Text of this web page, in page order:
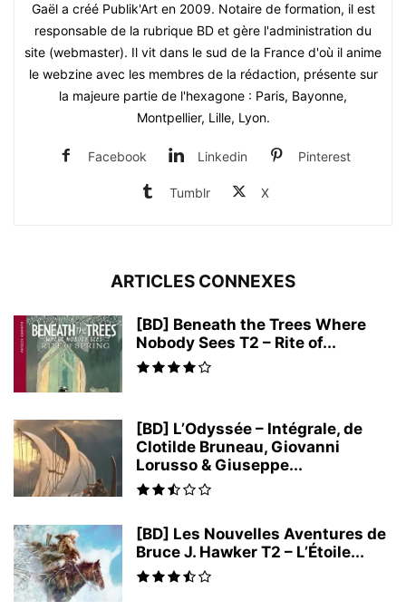
Gaël a créé Publik'Art en 2009. Notaire de formation, il est
responsable de la rubrique BD et gère l'administration du
site (webmaster). Il vit dans le sud de la France d'où il anime
le webzine avec les membres de la rédaction, présente sur
la majeure partie de l'hexagone : Paris, Bayonne,
Montpellier, Lille, Lyon.
Facebook Linkedin Pinterest
Tumblr X
ARTICLES CONNEXES
[BD] Beneath the Trees Where
Nobody Sees T2 – Rite of...
[BD] L’Odyssée – Intégrale, de
Clotilde Bruneau, Giovanni
Lorusso & Giuseppe...
[BD] Les Nouvelles Aventures de
Bruce J. Hawker T2 – L’Étoile...